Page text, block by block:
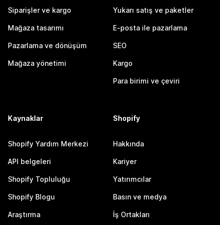
Siparişler ve kargo
Mağaza tasarımı
Pazarlama ve dönüşüm
Mağaza yönetimi
Yukarı satış ve paketler
E-posta ile pazarlama
SEO
Kargo
Para birimi ve çeviri
Kaynaklar
Shopify Yardım Merkezi
API belgeleri
Shopify Topluluğu
Shopify Blogu
Araştırma
Shopify
Hakkında
Kariyer
Yatırımcılar
Basın ve medya
İş Ortakları